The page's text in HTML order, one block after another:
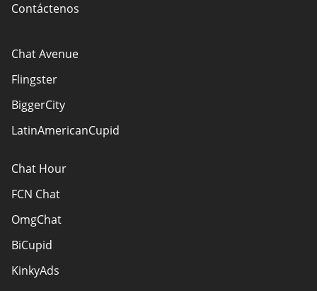
Contáctenos
Chat Avenue
Flingster
BiggerCity
LatinAmericanCupid
Chat Hour
FCN Chat
OmgChat
BiCupid
KinkyAds